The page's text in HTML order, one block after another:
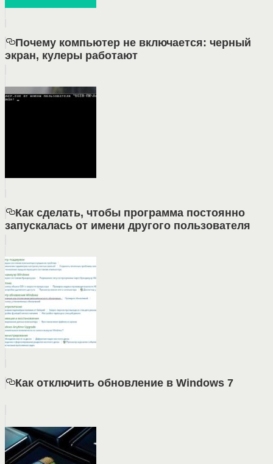
Почему компьютер не включается: черный
экран, кулеры работают
Как сделать, чтобы программа постоянно
запускалась от имени другого пользователя
Как отключить обновление в Windows 7